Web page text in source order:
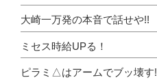
大崎一万発の本音で話せや!!
ミセス時給UPる！
ピラミ△はアームでブッ壊す!